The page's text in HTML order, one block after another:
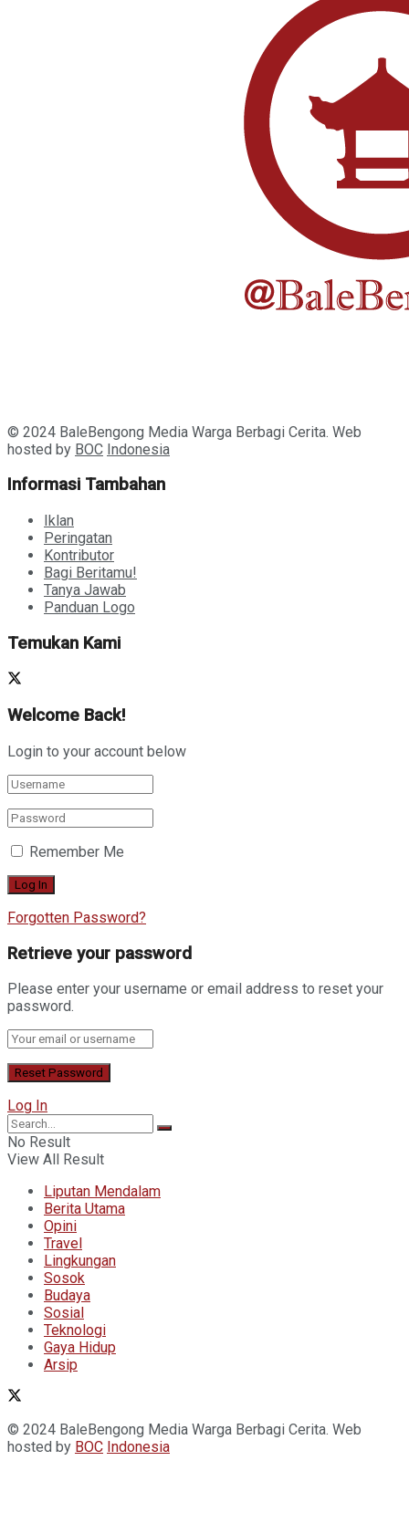
© 2024 BaleBengong Media Warga Berbagi Cerita. Web
hosted by BOC Indonesia
Informasi Tambahan
Iklan
Peringatan
Kontributor
Bagi Beritamu!
Tanya Jawab
Panduan Logo
Temukan Kami
Welcome Back!
Login to your account below
Remember Me
Forgotten Password?
Retrieve your password
Please enter your username or email address to reset your
password.
Log In
No Result
View All Result
Liputan Mendalam
Berita Utama
Opini
Travel
Lingkungan
Sosok
Budaya
Sosial
Teknologi
Gaya Hidup
Arsip
© 2024 BaleBengong Media Warga Berbagi Cerita. Web
hosted by BOC Indonesia